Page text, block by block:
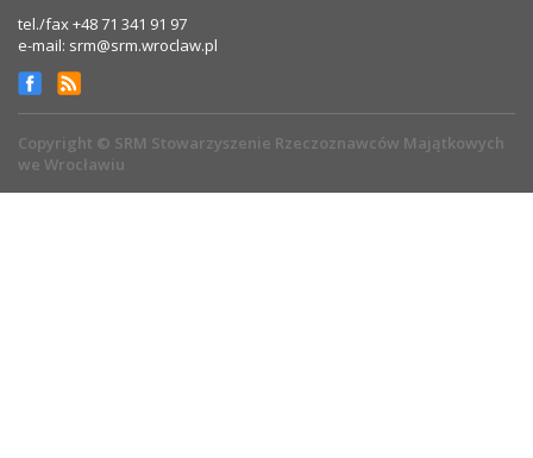
tel./fax +48 71 341 91 97
e-mail: srm@srm.wroclaw.pl
Copyright © SRM Stowarzyszenie Rzeczoznawców Majątkowych
we Wrocławiu